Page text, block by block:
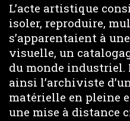
L’acte artistique
isoler, reproduire,
s’apparentaient à
visuelle, un
du monde industriel.
ainsi l’archiviste
matérielle en pleine
une mise à distance